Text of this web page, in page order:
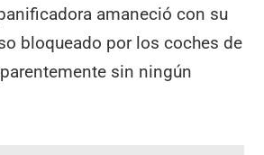
amaneció con su
bloqueado por los coches de
sin ningún